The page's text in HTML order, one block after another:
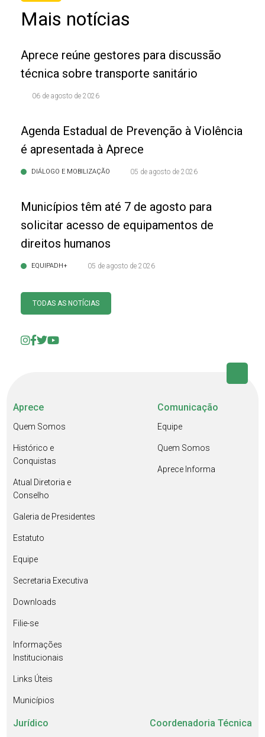
Mais notícias
Aprece reúne gestores para discussão
técnica sobre transporte sanitário
06 de agosto de 2026
Agenda Estadual de Prevenção à Violência
é apresentada à Aprece
DIÁLOGO E MOBILIZAÇÃO 05 de agosto de 2026
Municípios têm até 7 de agosto para
solicitar acesso de equipamentos de
direitos humanos
EQUIPADH+ 05 de agosto de 2026
TODAS AS NOTÍCIAS
Aprece
Quem Somos
Histórico e
Conquistas
Atual Diretoria e
Conselho
Galeria de Presidentes
Estatuto
Equipe
Secretaria Executiva
Downloads
Filie-se
Informações
Institucionais
Links Úteis
Municípios
Comunicação
Equipe
Quem Somos
Aprece Informa
Jurídico Coordenadoria Técnica